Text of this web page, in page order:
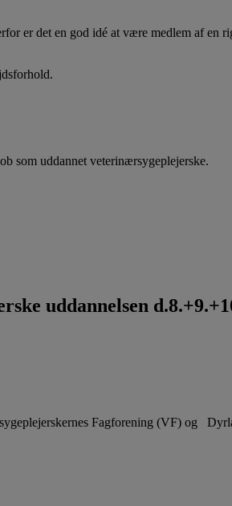
er det en god idé at være medlem af en
som uddannet veterinærsygeplejerske.
uddannelsen
Fagforening (VF) og